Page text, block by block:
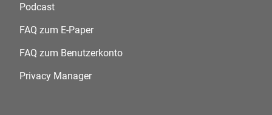
Podcast
FAQ zum E-Paper
FAQ zum Benutzerkonto
Privacy Manager